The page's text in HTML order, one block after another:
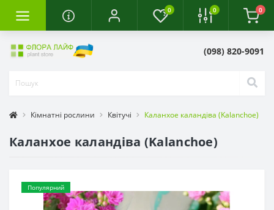
0 0 0
(098) 820-9091
Кімнатні рослини Квітучі Каланхое каландіва (Kalanchoe)
Каланхое каландіва (Kalanchoe)
Популярний